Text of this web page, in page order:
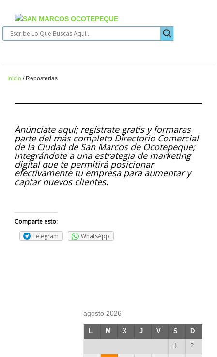
Inicio / Reposterias
Anúnciate aquí; regístrate gratis y formaras
parte del más completo Directorio Comercial
de la Ciudad de San Marcos de Ocotepeque;
integrándote a una estrategia de marketing
digital que te permitirá posicionar
efectivamente tu empresa para aumentar y
captar nuevos clientes.
Comparte esto:
Telegram
WhatsApp
agosto 2026
L M X J V S D
1 2